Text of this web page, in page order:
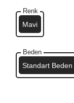
Renk
Mavi
Beden
Standart Beden